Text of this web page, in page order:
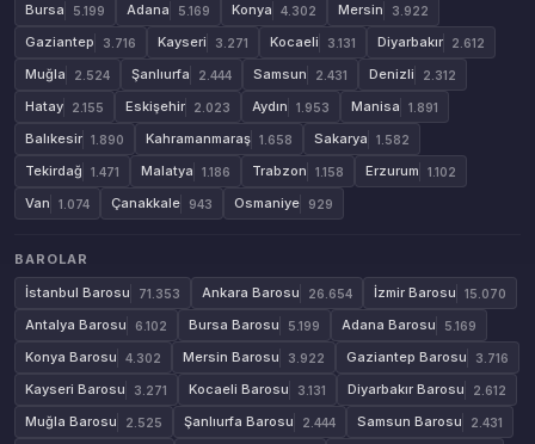
Bursa 5.199 Adana 5.169 Konya 4.302 Mersin 3.922
Gaziantep 3.716 Kayseri 3.271 Kocaeli 3.131 Diyarbakır 2.612
Muğla 2.524 Şanlıurfa 2.444 Samsun 2.431 Denizli 2.312
Hatay 2.155 Eskişehir 2.023 Aydın 1.953 Manisa 1.891
Balıkesir 1.890 Kahramanmaraş 1.658 Sakarya 1.582
Tekirdağ 1.471 Malatya 1.186 Trabzon 1.158 Erzurum 1.102
Van 1.074 Çanakkale 943 Osmaniye 929
BAROLAR
İstanbul Barosu
71.353 Ankara Barosu 26.654 İzmir Barosu 15.070
Antalya Barosu 6.102 Bursa Barosu 5.199 Adana Barosu 5.169
Konya Barosu 4.302 Mersin Barosu 3.922 Gaziantep Barosu 3.716
Kayseri Barosu 3.271 Kocaeli Barosu 3.131 Diyarbakır Barosu 2.612
Muğla Barosu 2.525 Şanlıurfa Barosu 2.444 Samsun Barosu 2.431